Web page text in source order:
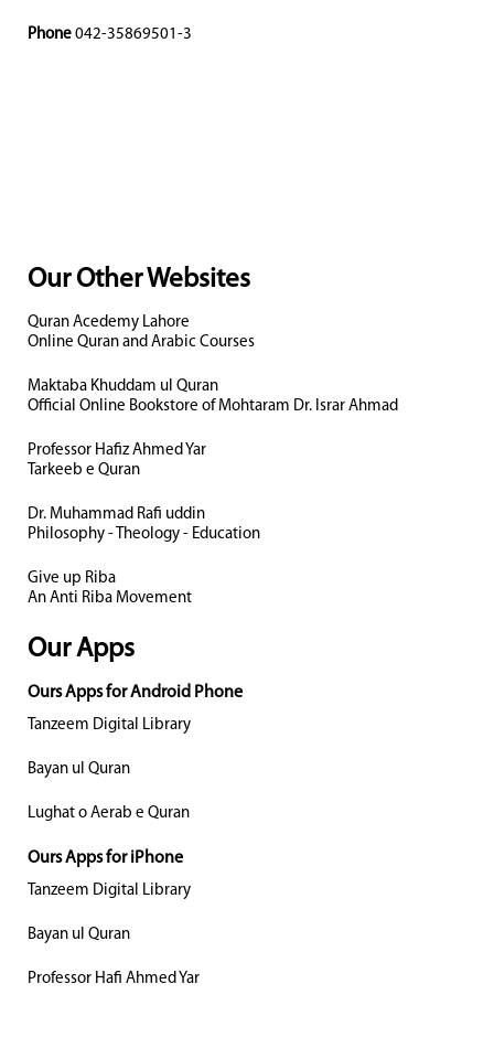
Phone 042-35869501-3
Our Other Websites
Quran Acedemy Lahore
Online Quran and Arabic Courses
Maktaba Khuddam ul Quran
Official Online Bookstore of Mohtaram Dr. Israr Ahmad
Professor Hafiz Ahmed Yar
Tarkeeb e Quran
Dr. Muhammad Rafi uddin
Philosophy - Theology - Education
Give up Riba
An Anti Riba Movement
Our Apps
Ours Apps for Android Phone
Tanzeem Digital Library
Bayan ul Quran
Lughat o Aerab e Quran
Ours Apps for iPhone
Tanzeem Digital Library
Bayan ul Quran
Professor Hafi Ahmed Yar